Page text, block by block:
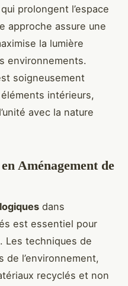
prolongent l’espace
approche assure une
la lumière
environnements.
soigneusement
intérieurs,
avec la nature
Aménagement de
dans
est essentiel pour
Les techniques de
l’environnement,
recyclés et non